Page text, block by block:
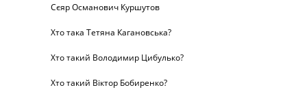
Сєяр Османович Куршутов
Хто така Тетяна Кагановська?
Хто такий Володимир Цибулько?
Хто такий Віктор Бобиренко?